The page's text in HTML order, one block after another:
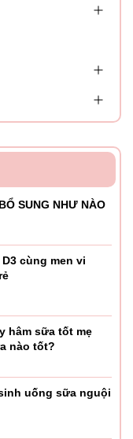
SUNG NHƯ NÀO
cùng men vi
hâm sữa tốt mẹ
nào tốt?
uống sữa nguội